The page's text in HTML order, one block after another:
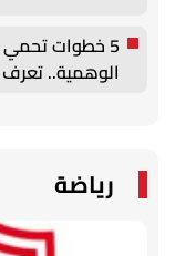
5 خطوات
الوهمية.. تعرف
رياضة